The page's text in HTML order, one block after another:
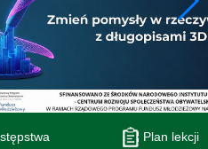
Plan lekcji